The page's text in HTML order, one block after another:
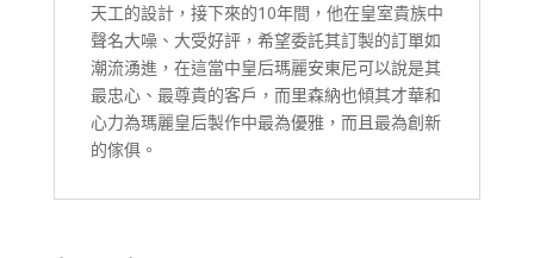
天工的設計，接下來的10年間，他在皇室貴族中
聲名大噪、大受好評，希望委託其訂製的訂單如
潮流湧進，在這當中皇后瑪麗安東尼可以說是其
最忠心、最尊貴的客戶，而里森納也傾其才華和
心力為瑪麗皇后製作中最為優雅，而且最為創新
的傢俱。